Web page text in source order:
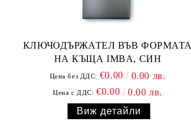
КЛЮЧОДЪРЖАТЕЛ ВЪВ ФОРМАТА
НА КЪЩА IMBA, СИН
Цена без ДДС: €0.00 0.00 лв.
Цена с ДДС: €0.00
0.00 лв.
Виж детайли